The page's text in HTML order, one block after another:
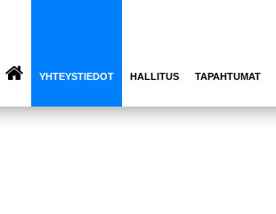
YHTEYSTIEDOT HALLITUS TAPAHTUMAT